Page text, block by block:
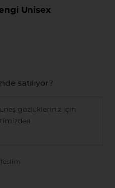
Unisex
satılıyor?
gözlükleriniz için